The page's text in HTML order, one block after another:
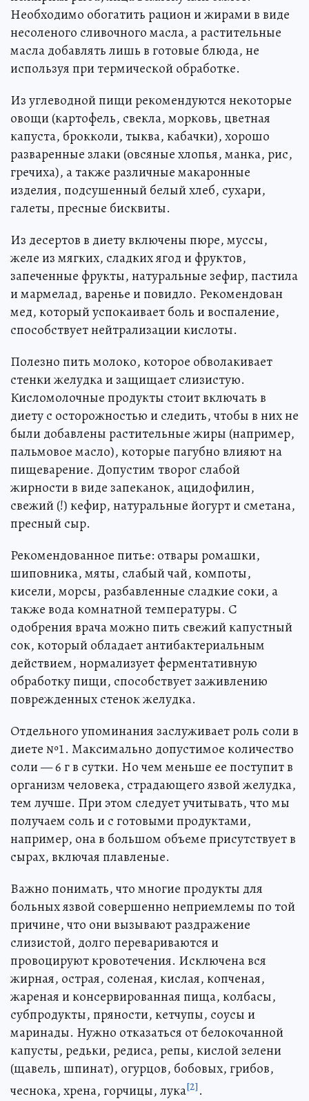
Необходимо обогатить рацион и жирами в виде
несоленого сливочного масла, а растительные
масла добавлять лишь в готовые блюда, не
используя при термической обработке.
Из углеводной пищи рекомендуются некоторые
овощи (картофель, свекла, морковь, цветная
капуста, брокколи, тыква, кабачки), хорошо
разваренные злаки (овсяные хлопья, манка, рис,
гречиха), а также различные макаронные
изделия, подсушенный белый хлеб, сухари,
галеты, пресные бисквиты.
Из десертов в диету включены пюре, муссы,
желе из мягких, сладких ягод и фруктов,
запеченные фрукты, натуральные зефир, пастила
и мармелад, варенье и повидло. Рекомендован
мед, который успокаивает боль и воспаление,
способствует нейтрализации кислоты.
Полезно пить молоко, которое обволакивает
стенки желудка и защищает слизистую.
Кисломолочные продукты стоит включать в
диету с осторожностью и следить, чтобы в них не
были добавлены растительные жиры (например,
пальмовое масло), которые пагубно влияют на
пищеварение. Допустим творог слабой
жирности в виде запеканок, ацидофилин,
свежий (!) кефир, натуральные йогурт и сметана,
пресный сыр.
Рекомендованное питье: отвары ромашки,
шиповника, мяты, слабый чай, компоты,
кисели, морсы, разбавленные сладкие соки, а
также вода комнатной температуры. С
одобрения врача можно пить свежий капустный
сок, который обладает антибактериальным
действием, нормализует ферментативную
обработку пищи, способствует заживлению
поврежденных стенок желудка.
Отдельного упоминания заслуживает роль соли в
диете №1. Максимально допустимое количество
соли — 6 г в сутки. Но чем меньше ее поступит в
организм человека, страдающего язвой желудка,
тем лучше. При этом следует учитывать, что мы
получаем соль и с готовыми продуктами,
например, она в большом объеме присутствует в
сырах, включая плавленые.
Важно понимать, что многие продукты для
больных язвой совершенно неприемлемы по той
причине, что они вызывают раздражение
слизистой, долго перевариваются и
провоцируют кровотечения. Исключена вся
жирная, острая, соленая, кислая, копченая,
жареная и консервированная пища, колбасы,
субпродукты, пряности, кетчупы, соусы и
маринады. Нужно отказаться от белокочанной
капусты, редьки, редиса, репы, кислой зелени
(щавель, шпинат), огурцов, бобовых, грибов,
чеснока, хрена, горчицы, лука[2].